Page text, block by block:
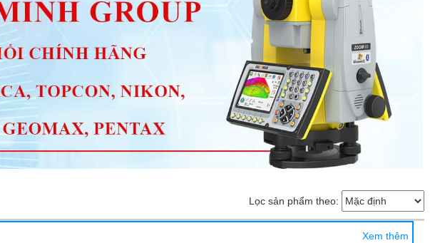
Lọc sản phẩm theo:
Xem thêm